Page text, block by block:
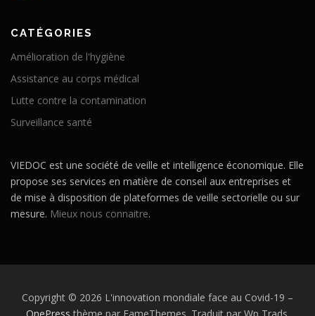
CATÉGORIES
Amélioration de l'hygiène
Assistance au corps médical
Lutte contre la contamination
Surveillance santé
VIEDOC est une société de veille et intelligence économique. Elle
propose ses services en matière de conseil aux entreprises et
de mise à disposition de plateformes de veille sectorielle ou sur
mesure. Mieux nous connaitre.
Copyright © 2026 L'innovation mondiale face au Covid-19 –
OnePress thème par FameThemes. Traduit par Wp Trads.